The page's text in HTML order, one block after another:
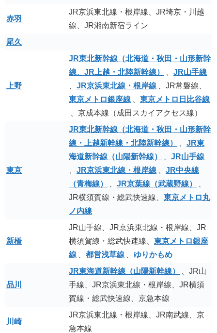
赤羽
JR京浜東北線・根岸線、JR埼京・川越
線、JR湘南新宿ライン
尾久
上野
JR東北新幹線（北海道・秋田・山形新幹
線、JR上越・北陸新幹線）
JR山手線
JR京浜東北線・根岸線
、JR常磐線、
東京メトロ銀座線
東京メトロ日比谷線
、京成本線（成田スカイアクセス線）
東京
JR東北新幹線（北海道・秋田・山形新幹
線・上越新幹線・北陸新幹線）
JR東
海道新幹線（山陽新幹線）
JR山手線
JR京浜東北線・根岸線
JR中央線
（青梅線）
JR京葉線（武蔵野線）
JR横須賀線・総武快速線、 東京メトロ丸
ノ内線
新橋
JR山手線、JR京浜東北線・根岸線、JR
横須賀線・総武快速線、 東京メトロ銀座
線
都営浅草線 ゆりかもめ
品川
JR東海道新幹線（山陽新幹線）
、JR山
手線、JR京浜東北線・根岸線、JR横須
賀線・総武快速線、京急本線
川崎
JR京浜東北線・根岸線、JR南武線、京
急本線